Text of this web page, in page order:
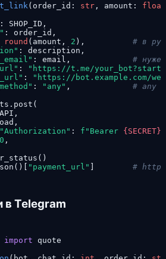
( order_id: str , amount: float
: SHOP_ID,
: order_id,
round (amount, 2 ), # в
: description,
: email, #
:
"https://t.me/
:
"https://bot.example.com/
: "any" , # any
"Authorization" : f"Bearer {SECRET}
,
"payment_url" #
в Telegram
import quote